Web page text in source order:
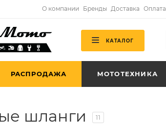
О компании Бренды Доставка Оплата
КАТАЛОГ
РАСПРОДАЖА МОТОТЕХНИКА
шланги 11